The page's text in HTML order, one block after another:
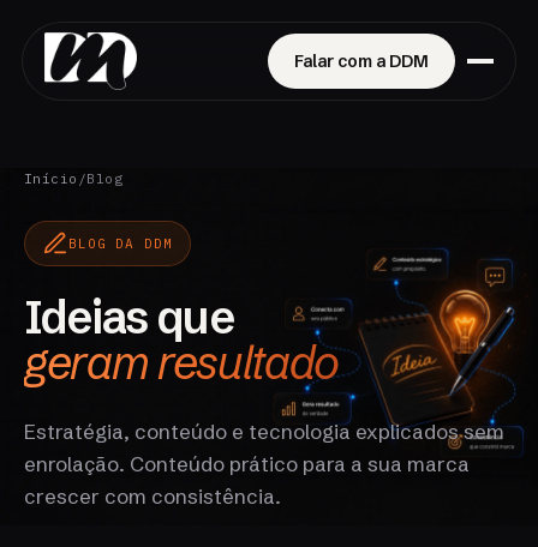
Falar com a DDM
Início /Blog
BLOG DA DDM
Ideias que
geram resultado
Estratégia, conteúdo e tecnologia explicados sem
enrolação. Conteúdo prático para a sua marca
crescer com consistência.